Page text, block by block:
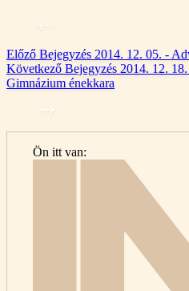
Előző Bejegyzés 2014. 12. 05. -
Következő Bejegyzés 2014. 12.
Gimnázium énekkara
Ön itt van: